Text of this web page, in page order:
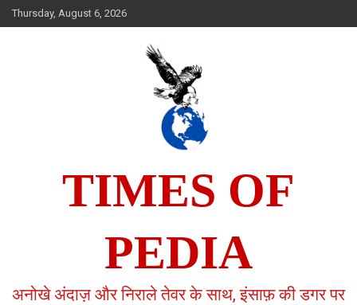
Skip
to
Thursday, August 6, 2026
TIMES OF
PEDIA
अनोखे अंदाज़ और निराले तेवर के साथ, इंसाफ़ की डगर पर